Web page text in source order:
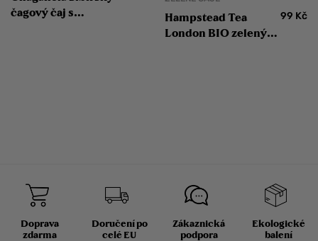
čagový čaj s
Hampstead Tea
London BIO zelený
99 Kč
Doprava
zdarma
Doručení po
celé EU
Zákaznická
podpora
Ekologické
balení